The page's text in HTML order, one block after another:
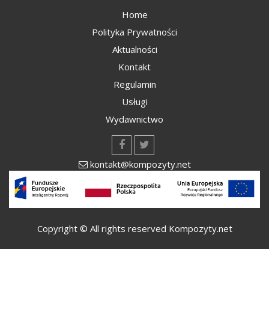
Home
Polityka Prywatności
Aktualności
Kontakt
Regulamin
Usługi
Wydawnictwo
kontakt@kompozyty.net
Copyright © All rights reserved Kompozyty.net